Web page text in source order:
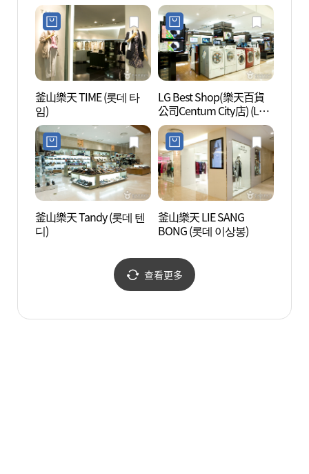
釜山樂天 TIME (롯데 타
임)
LG Best Shop(樂天百貨
公司Centum City店) (LG
베스트샵(롯데백화점 센
텀시티))
釜山樂天 Tandy (롯데 텐
디)
釜山樂天 LIE SANG
BONG (롯데 이상봉)
查看更多